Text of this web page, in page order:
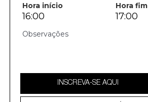
Hora início Hora fim
16:00 17:00
INSCREVA-SE AQUI